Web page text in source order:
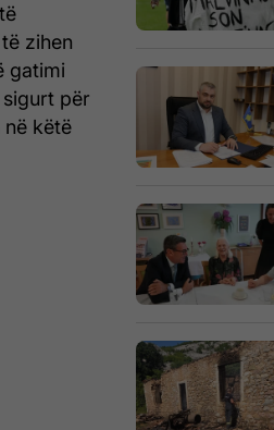
zihen
gatimi
për
këtë